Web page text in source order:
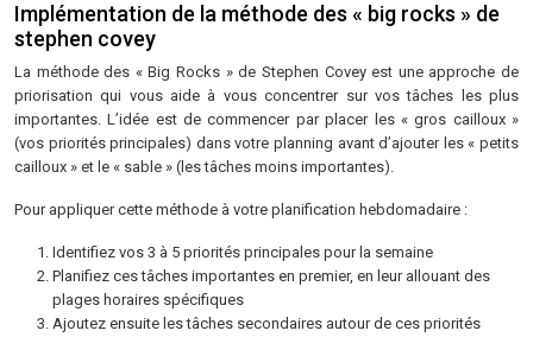
Implémentation de la méthode des « big rocks » de
stephen covey
La méthode des « Big Rocks » de Stephen Covey est une approche de
priorisation qui vous aide à vous concentrer sur vos tâches les plus
importantes. L’idée est de commencer par placer les « gros cailloux »
(vos priorités principales) dans votre planning avant d’ajouter les « petits
cailloux » et le « sable » (les tâches moins importantes).
Pour appliquer cette méthode à votre planification hebdomadaire :
Identifiez vos 3 à 5 priorités principales pour la semaine
Planifiez ces tâches importantes en premier, en leur allouant des
plages horaires spécifiques
Ajoutez ensuite les tâches secondaires autour de ces priorités